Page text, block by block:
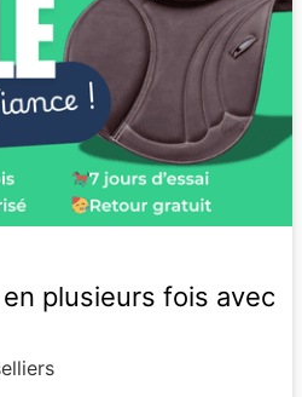
plusieurs fois avec